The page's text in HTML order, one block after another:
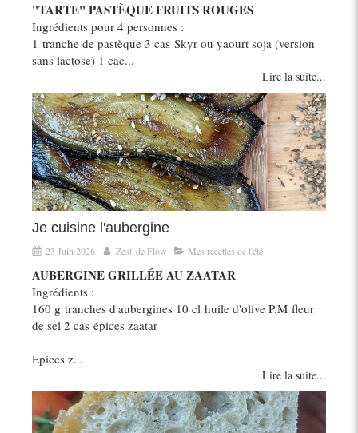
"TARTE" PASTÈQUE FRUITS ROUGES
Ingrédients pour 4 personnes :
1 tranche de pastèque 3 cas Skyr ou yaourt soja (version
sans lactose) 1 cac...
Lire la suite...
Je cuisine l'aubergine
23 Juin 2026 Zest' de Flow Mes recettes de l'été
AUBERGINE GRILLÉE AU ZAATAR
Ingrédients :
160 g tranches d'aubergines 10 cl huile d'olive P.M fleur
de sel 2 cas épices zaatar
Epices z...
Lire la suite...